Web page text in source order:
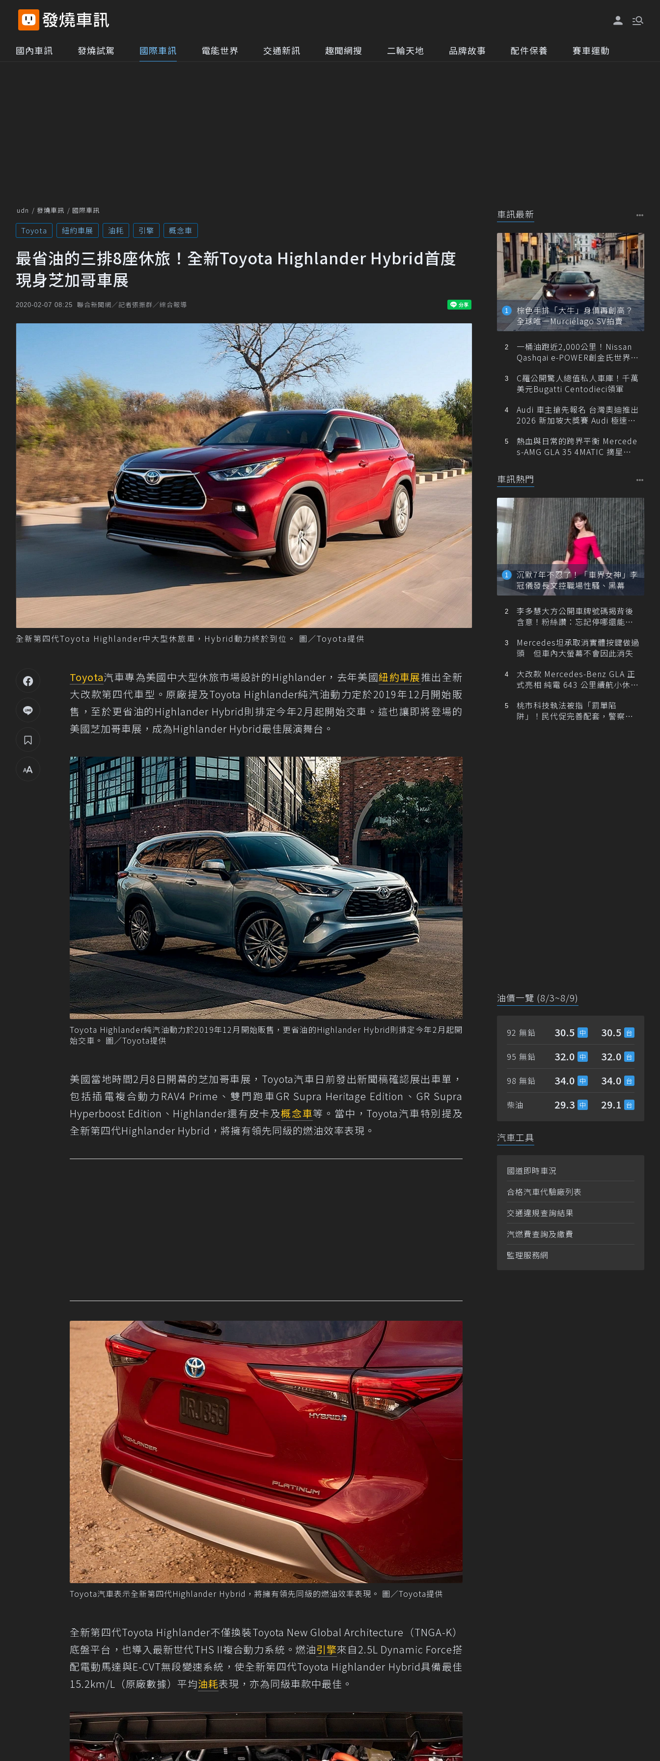
國內車訊 發燒試駕 國際車訊 電能世界 交通新訊 趣聞網搜 二輪天地 品牌故事 配件保養 賽車運動
udn 發燒車訊 國際車訊
Toyota 紐約車展 油耗 引擎 概念車
最省油的三排8座休旅！全新Toyota Highlander Hybrid首度
現身芝加哥車展
2020-02-07 08:25 聯合新聞網／記者張振群／綜合報導
全新第四代Toyota Highlander中大型休旅車，Hybrid動力終於到位。 圖／Toyota提供
Toyota汽車專為美國中大型休旅市場設計的Highlander，去年美國紐約車展推出全新
大改款第四代車型。原廠提及Toyota Highlander純汽油動力定於2019年12月開始販
售，至於更省油的Highlander Hybrid則排定今年2月起開始交車。這也讓即將登場的
美國芝加哥車展，成為Highlander Hybrid最佳展演舞台。
Toyota Highlander純汽油動力於2019年12月開始販售，更省油的Highlander Hybrid則排定今年2月起開
始交車。 圖／Toyota提供
美國當地時間2月8日開幕的芝加哥車展，Toyota汽車日前發出新聞稿確認展出車單，
包括插電複合動力RAV4 Prime、雙門跑車GR Supra Heritage Edition、GR Supra
Hyperboost Edition、Highlander還有皮卡及概念車等。當中，Toyota汽車特別提及
全新第四代Highlander Hybrid，將擁有領先同級的燃油效率表現。
Toyota汽車表示全新第四代Highlander Hybrid，將擁有領先同級的燃油效率表現。 圖／Toyota提供
全新第四代Toyota Highlander不僅換裝Toyota New Global Architecture（TNGA-K）
底盤平台，也導入最新世代THS II複合動力系統。燃油引擎來自2.5L Dynamic Force搭
配電動馬達與E-CVT無段變速系統，使全新第四代Toyota Highlander Hybrid具備最佳
15.2km/L（原廠數據）平均油耗表現，亦為同級車款中最佳。
車訊最新
棕色手排「大牛」身價再創高？
全球唯一Murciélago SV拍賣
一桶油跑近2,000公里！Nissan
Qashqai e-POWER創金氏世界紀
C羅公開驚人總值私人車庫！千萬
美元Bugatti Centodieci領軍
Audi 車主搶先報名 台灣奧迪推出
2026 新加坡大獎賽 Audi 極速之
熱血與日常的跨界平衡 Mercede
s-AMG GLA 35 4MATIC 摘星版
車訊熱門
沉默7年不忍了！「車界女神」李
冠儀發長文控職場性騷、黑幕
李多慧大方公開車牌號碼揭背後
含意！粉絲讚：忘記停哪還能幫
Mercedes坦承取消實體按鍵做過
頭 但車內大螢幕不會因此消失
大改款 Mercedes-Benz GLA 正
式亮相 純電 643 公里續航小休
桃市科技執法被指「罰單陷
阱」！民代促完善配套，警察局
油價一覽 (8/3~8/9)
92 無鉛 30.5 30.5
95 無鉛 32.0 32.0
98 無鉛 34.0 34.0
柴油 29.3 29.1
汽車工具
國道即時車況
合格汽車代驗廠列表
交通違規查詢結果
汽燃費查詢及繳費
監理服務網